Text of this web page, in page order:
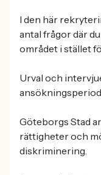
I den här
antal frågor där
området i stället
Urval och
Göteborgs Stad
rättigheter och
diskriminering.